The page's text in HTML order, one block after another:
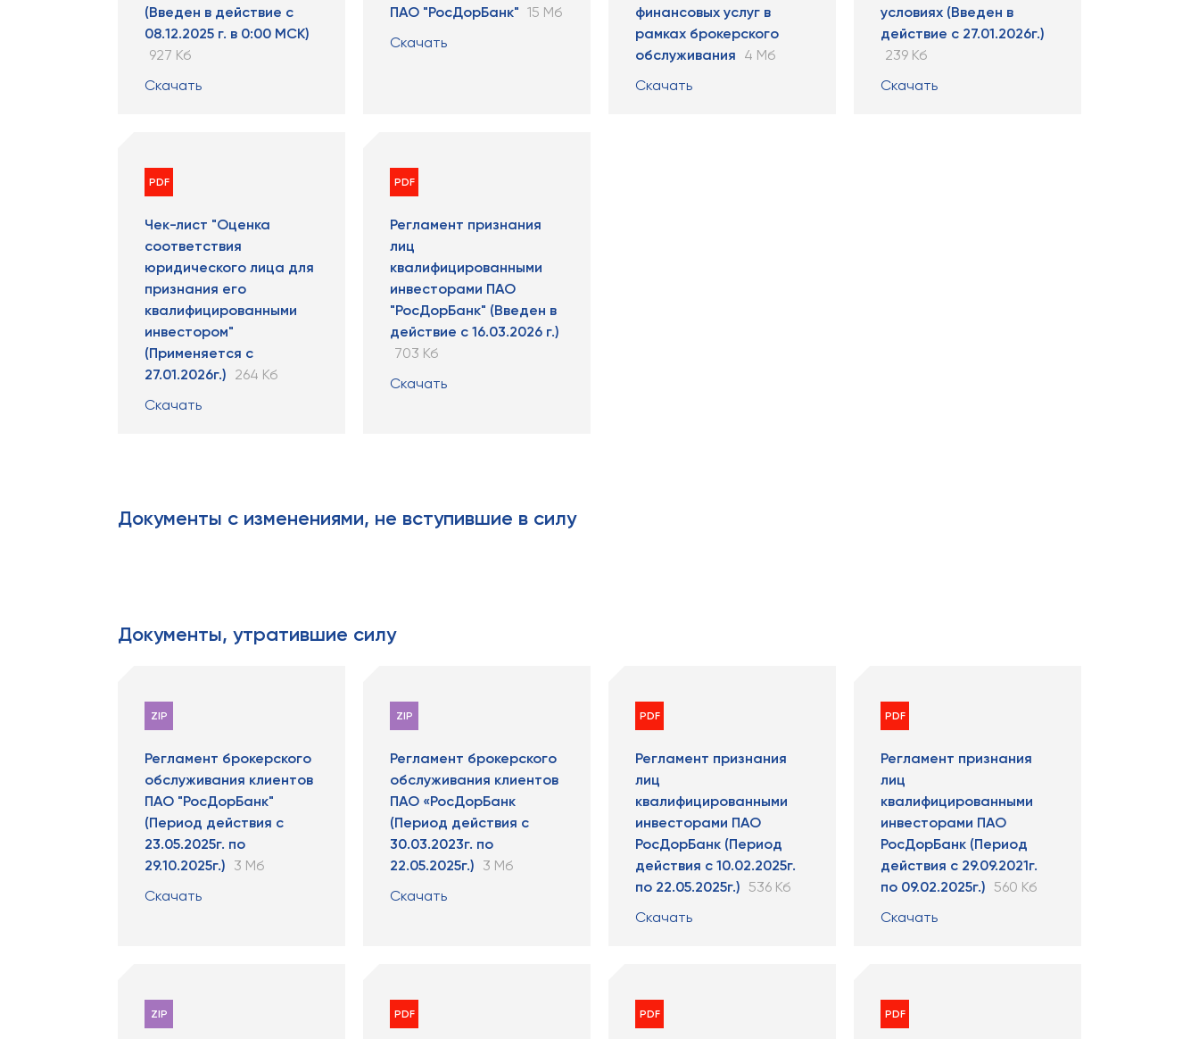
(Введен в действие с
08.12.2025 г. в 0:00 МСК)
927 Кб
Скачать
ПАО "РосДорБанк" 15 Мб
Скачать
финансовых услуг в
рамках брокерского
обслуживания 4 Мб
Скачать
условиях (Введен в
действие с 27.01.2026г.)
239 Кб
Скачать
PDF
Чек-лист "Оценка
соответствия
юридического лица для
признания его
квалифицированными
инвестором"
(Применяется с
27.01.2026г.) 264 Кб
Скачать
PDF
Регламент признания
лиц
квалифицированными
инвесторами ПАО
"РосДорБанк" (Введен в
действие с 16.03.2026 г.)
703 Кб
Скачать
Документы с изменениями, не вступившие в силу
Документы, утратившие силу
ZIP
Регламент брокерского
обслуживания клиентов
ПАО "РосДорБанк"
(Период действия с
23.05.2025г. по
29.10.2025г.) 3 Мб
Скачать
ZIP
Регламент брокерского
обслуживания клиентов
ПАО «РосДорБанк
(Период действия с
30.03.2023г. по
22.05.2025г.) 3 Мб
Скачать
PDF
Регламент признания
лиц
квалифицированными
инвесторами ПАО
РосДорБанк (Период
действия с 10.02.2025г.
по 22.05.2025г.) 536 Кб
Скачать
PDF
Регламент признания
лиц
квалифицированными
инвесторами ПАО
РосДорБанк (Период
действия с 29.09.2021г.
по 09.02.2025г.) 560 Кб
Скачать
ZIP PDF PDF PDF